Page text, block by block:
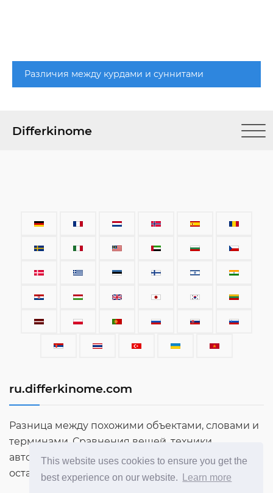
This website uses cookies to ensure you get the
best experience on our website.
Learn more
Различия между курдами и суннитами
Differkinome
ru.differkinome.com
Разница между похожими объектами, словами и
терминами. Сравнения вещей, техники,
автомобилей, терминов, людей и всего
остального, что сущевствует в этом мире.